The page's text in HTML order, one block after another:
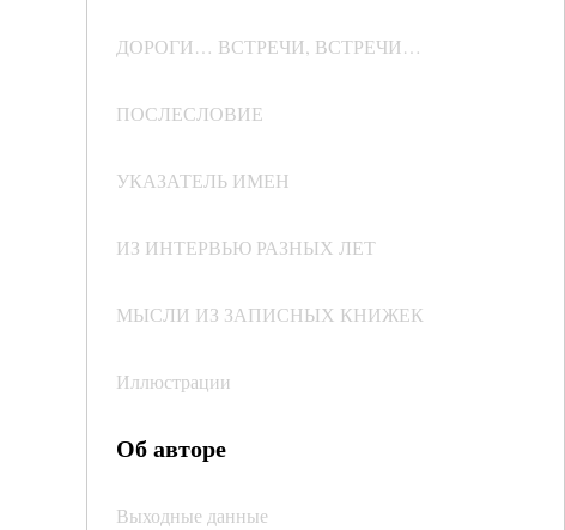
ДОРОГИ… ВСТРЕЧИ, ВСТРЕЧИ…
ПОСЛЕСЛОВИЕ
УКАЗАТЕЛЬ ИМЕН
ИЗ ИНТЕРВЬЮ РАЗНЫХ ЛЕТ
МЫСЛИ ИЗ ЗАПИСНЫХ КНИЖЕК
Иллюстрации
Об авторе
Выходные данные